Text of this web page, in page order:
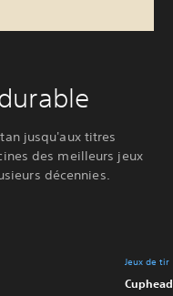
jusqu'aux titres
des meilleurs jeux
décennies.
Jeux de tir
Cuphead